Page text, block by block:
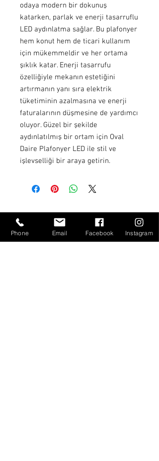
odaya modern bir dokunuş
katarken, parlak ve enerji tasarruflu
LED aydınlatma sağlar. Bu plafonyer
hem konut hem de ticari kullanım
için mükemmeldir ve her ortama
şıklık katar. Enerji tasarrufu
özelliğiyle mekanın estetiğini
artırmanın yanı sıra elektrik
tüketiminin azalmasına ve enerji
faturalarının düşmesine de yardımcı
oluyor. Güzel bir şekilde
aydınlatılmış bir ortam için Oval
Daire Plafonyer LED ile stil ve
işlevselliği bir araya getirin.
Projeler
Phone Email Facebook Instagram